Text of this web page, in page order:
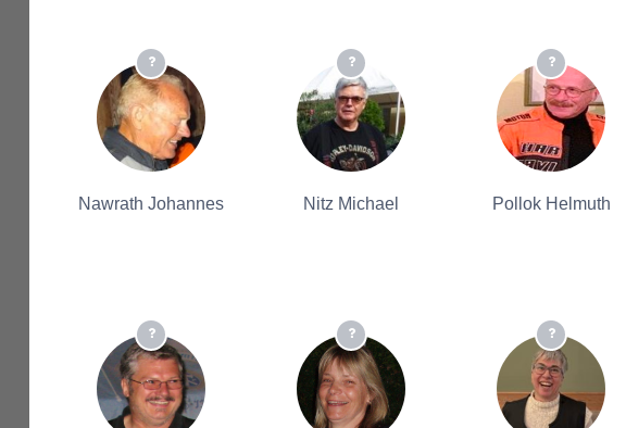
Nawrath Johannes Nitz Michael Pollok Helmuth